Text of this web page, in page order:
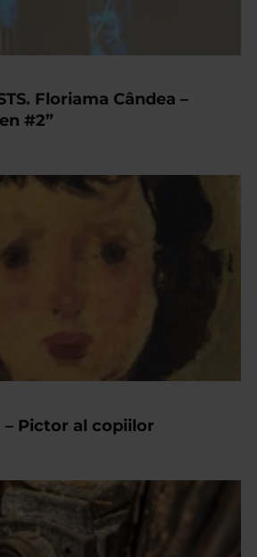
Floriama Cândea –
#2”
– Pictor al copiilor